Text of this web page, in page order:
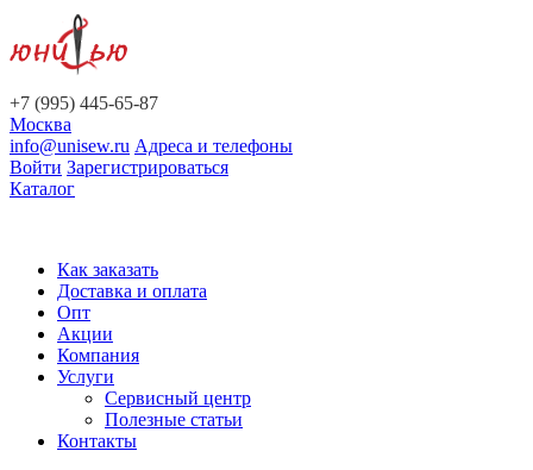
+7 (995) 445-65-87
Москва
info@unisew.ru Адреса и телефоны
Войти Зарегистрироваться
Каталог
Как заказать
Доставка и оплата
Опт
Акции
Компания
Услуги
Сервисный центр
Полезные статьи
Контакты